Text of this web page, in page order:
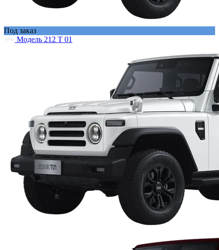
Под заказ
Модель 212 T 01